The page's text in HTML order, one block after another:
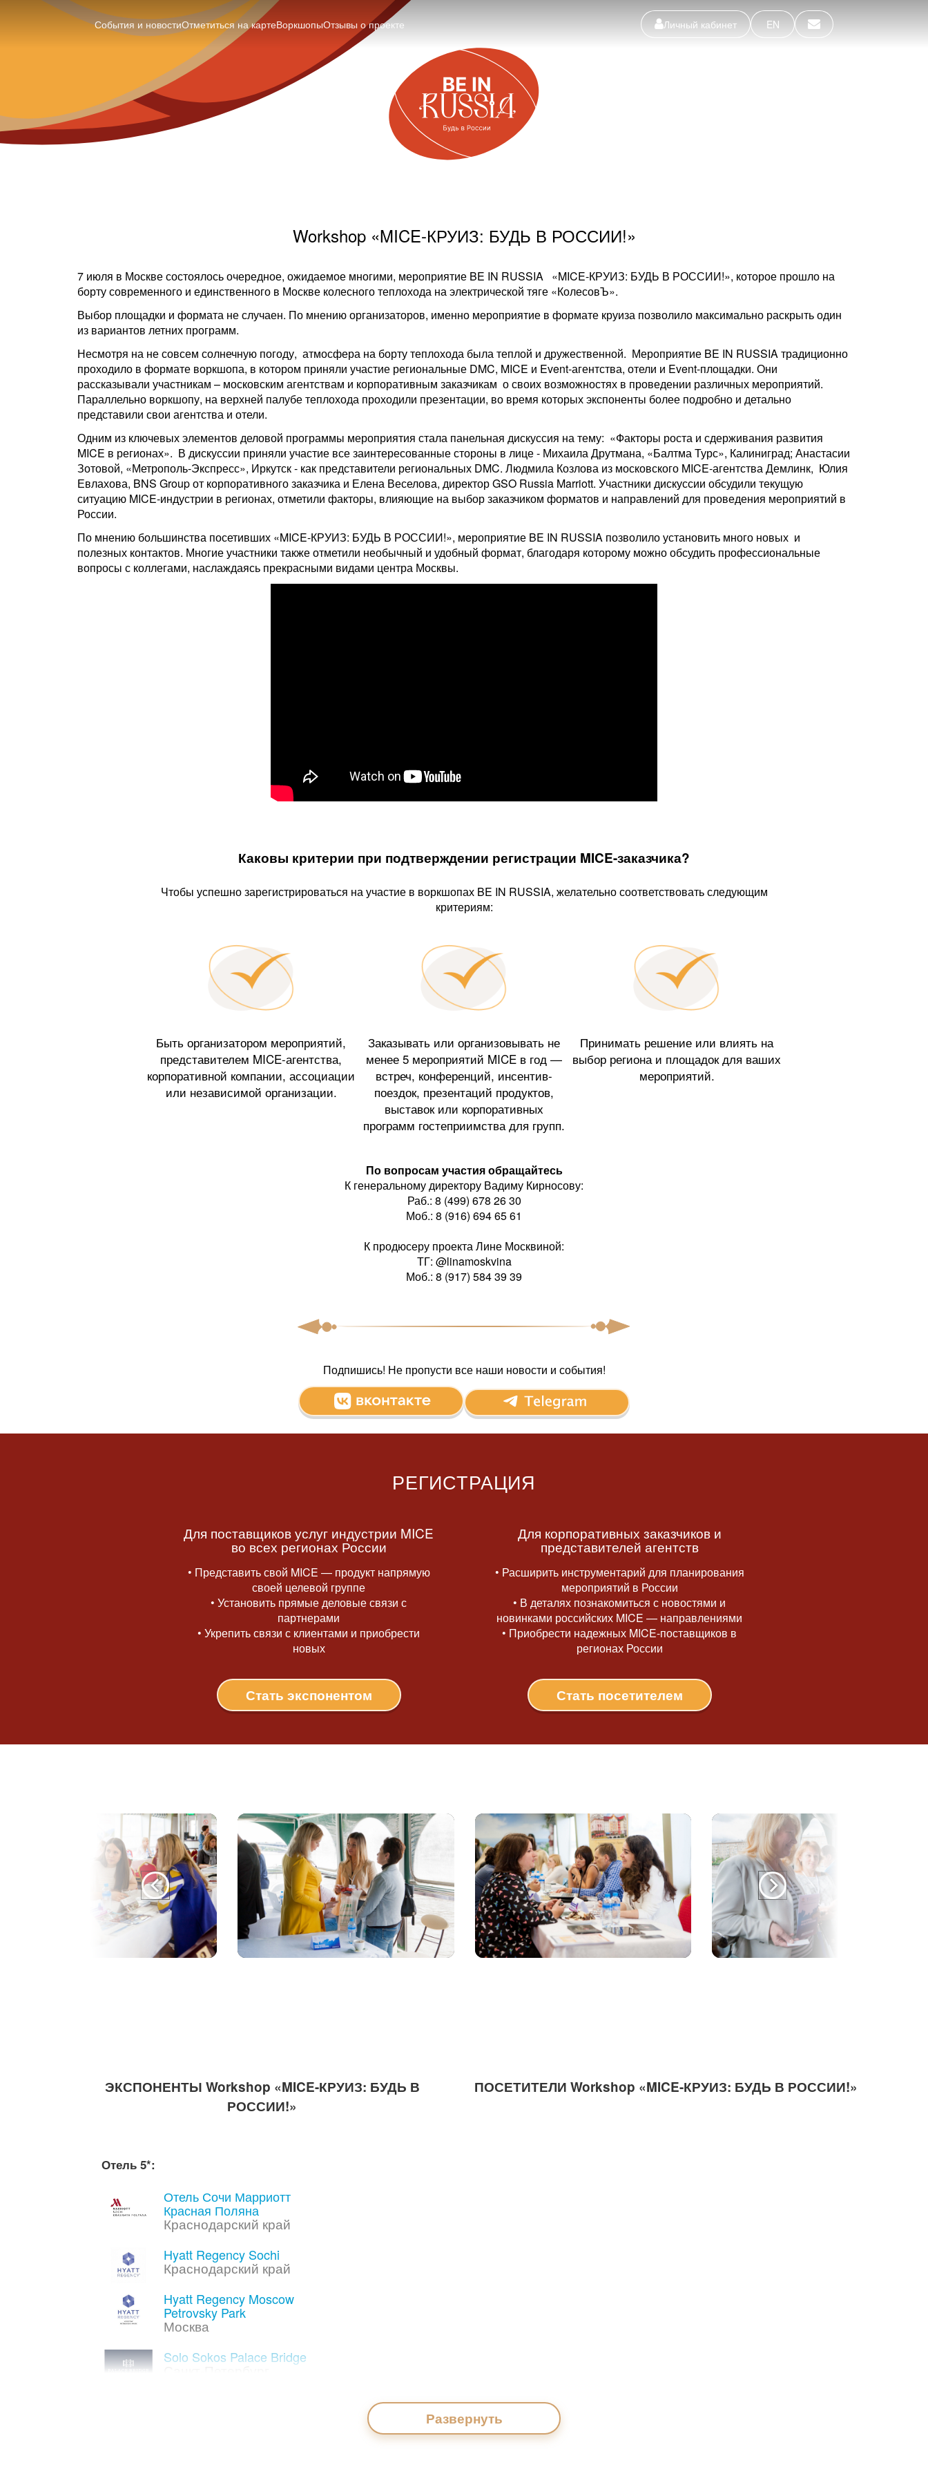
События и новостиОтметиться на картеВоркшопыОтзывы о проекте Личный кабинет EN
Workshop «MICE-КРУИЗ: БУДЬ В РОССИИ!»
7 июля в Москве состоялось очередное, ожидаемое многими, мероприятие BE IN RUSSIA «MICE-КРУИЗ: БУДЬ В РОССИИ!», которое прошло на
борту современного и единственного в Москве колесного теплохода на электрической тяге «КолесовЪ».
Выбор площадки и формата не случаен. По мнению организаторов, именно мероприятие в формате круиза позволило максимально раскрыть один
из вариантов летних программ.
Несмотря на не совсем солнечную погоду, атмосфера на борту теплохода была теплой и дружественной. Мероприятие BE IN RUSSIA традиционно
проходило в формате воркшопа, в котором приняли участие региональные DMC, MICE и Event-агентства, отели и Event-площадки. Они
рассказывали участникам – московским агентствам и корпоративным заказчикам о своих возможностях в проведении различных мероприятий.
Параллельно воркшопу, на верхней палубе теплохода проходили презентации, во время которых экспоненты более подробно и детально
представили свои агентства и отели.
Одним из ключевых элементов деловой программы мероприятия стала панельная дискуссия на тему: «Факторы роста и сдерживания развития
MICE в регионах». В дискуссии приняли участие все заинтересованные стороны в лице - Михаила Друтмана, «Балтма Турс», Калиниград; Анастасии
Зотовой, «Метрополь-Экспресс», Иркутск - как представители региональных DMC. Людмила Козлова из московского MICE-агентства Демлинк, Юлия
Евлахова, BNS Group от корпоративного заказчика и Елена Веселова, директор GSO Russia Marriott. Участники дискуссии обсудили текущую
ситуацию MICE-индустрии в регионах, отметили факторы, влияющие на выбор заказчиком форматов и направлений для проведения мероприятий в
России.
По мнению большинства посетивших «MICE-КРУИЗ: БУДЬ В РОССИИ!», мероприятие BE IN RUSSIA позволило установить много новых и
полезных контактов. Многие участники также отметили необычный и удобный формат, благодаря которому можно обсудить профессиональные
вопросы с коллегами, наслаждаясь прекрасными видами центра Москвы.
Каковы критерии при подтверждении регистрации MICE-заказчика?
Чтобы успешно зарегистрироваться на участие в воркшопах BE IN RUSSIA, желательно соответствовать следующим
критериям:
Быть организатором мероприятий,
представителем MICE-агентства,
корпоративной компании, ассоциации
или независимой организации.
Заказывать или организовывать не
менее 5 мероприятий MICE в год —
встреч, конференций, инсентив-
поездок, презентаций продуктов,
выставок или корпоративных
программ гостеприимства для групп.
Принимать решение или влиять на
выбор региона и площадок для ваших
мероприятий.
По вопросам участия обращайтесь
К генеральному директору Вадиму Кирносову:
Раб.: 8 (499) 678 26 30
Моб.: 8 (916) 694 65 61
К продюсеру проекта Лине Москвиной:
ТГ: @linamoskvina
Моб.: 8 (917) 584 39 39
Подпишись! Не пропусти все наши новости и события!
РЕГИСТРАЦИЯ
Для поставщиков услуг индустрии MICE
во всех регионах России
• Представить свой MICE — продукт напрямую
своей целевой группе
• Установить прямые деловые связи с
партнерами
• Укрепить связи с клиентами и приобрести
новых
Стать экспонентом
Для корпоративных заказчиков и
представителей агентств
• Расширить инструментарий для планирования
мероприятий в России
• В деталях познакомиться с новостями и
новинками российских MICE — направлениями
• Приобрести надежных MICE-поставщиков в
регионах России
Стать посетителем
ЭКСПОНЕНТЫ Workshop «MICE-КРУИЗ: БУДЬ В
РОССИИ!»
Отель 5*:
Отель Сочи Марриотт
Красная Поляна
Краснодарский край
Hyatt Regency Sochi
Краснодарский край
Hyatt Regency Moscow
Petrovsky Park
Москва
Solo Sokos Palace Bridge
ПОСЕТИТЕЛИ Workshop «MICE-КРУИЗ: БУДЬ В РОССИИ!»
Развернуть